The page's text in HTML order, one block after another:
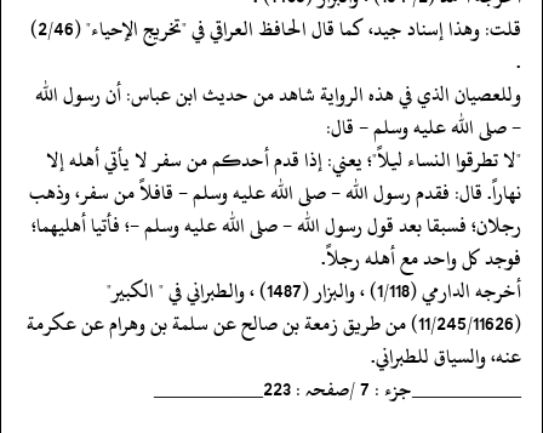
‏‏‏‏قلت: وهذا إسناد جيد، كما قال الحافظ العراقي في "تخريج الإحياء" (2/46)
.
‏‏‏‏وللعصيان الذي في هذه الرواية شاهد من حديث ابن عباس: أن رسول الله
- صلى الله عليه وسلم - قال:
‏‏‏‏"لا تطرقوا النساء ليلاً"؛ يعني: إذا قدم أحدكم من سفر لا يأتي أهله إلا
نهاراً. قال: فقدم رسول الله - صلى الله عليه وسلم - قافلاً من سفر، وذهب
رجلان؛ فسبقا بعد قول رسول الله - صلى الله عليه وسلم -؛ فأتيا أهليهما؛
فوجد كل واحد مع أهله رجلاً.
‏‏‏‏أخرجه الدارمي (1/118) ، والبزار (1487) ، والطبراني في " الكبير"
(11/245/11626) من طريق زمعة بن صالح عن سلمة بن وهرام عن عكرمة
عنه، والسياق للطبراني.
‏‏‏‏__________جزء : 7 /صفحہ : 223__________